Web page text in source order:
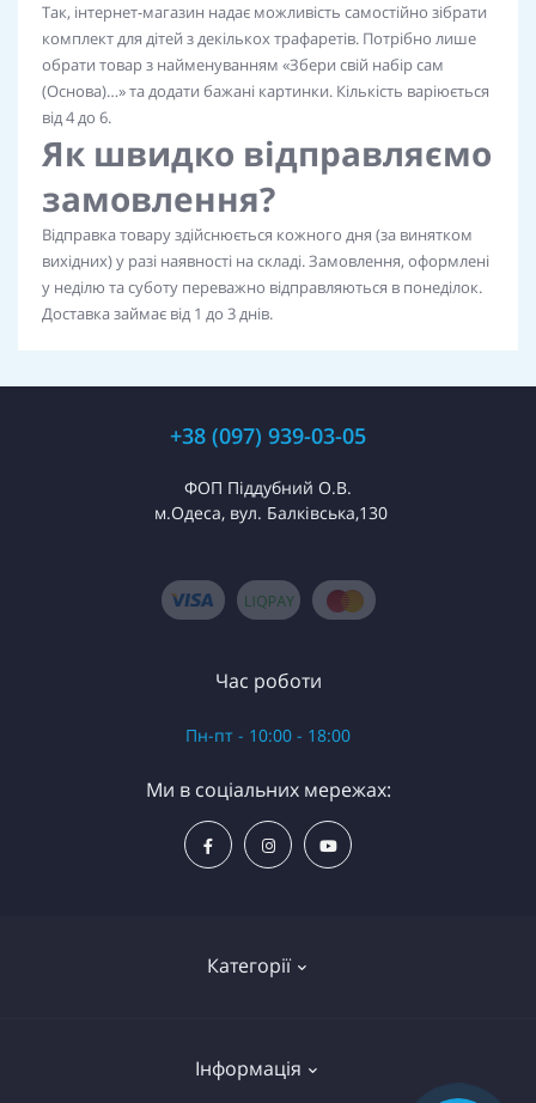
Так, інтернет-магазин надає можливість самостійно зібрати
комплект для дітей з декількох трафаретів. Потрібно лише
обрати товар з найменуванням «Збери свій набір сам
(Основа)…» та додати бажані картинки. Кількість варіюється
від 4 до 6.
Як швидко відправляємо
замовлення?
Відправка товару здійснюється кожного дня (за винятком
вихідних) у разі наявності на складі. Замовлення, оформлені
у неділю та суботу переважно відправляються в понеділок.
Доставка займає від 1 до 3 днів.
+38 (097) 939-03-05
ФОП Піддубний О.В.
м.Одеса, вул. Балківська,130
Категорії
Набори для творчості
Інформація
Час роботи
Пн-пт - 10:00 - 18:00
Ми в соціальних мережах: